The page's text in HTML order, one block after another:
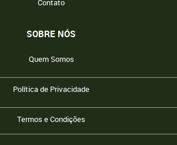
Contato
SOBRE NÓS
Quem Somos
Política de Privacidade
Termos e Condições